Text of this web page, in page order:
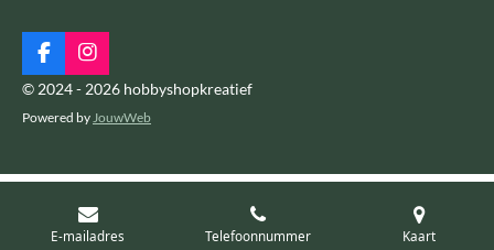
F
a
c
e
o
I
n
s
t
r
m
© 2024 - 2026 hobbyshopkreatief
Powered by JouwWeb
E-mailadres Telefoonnummer Kaart